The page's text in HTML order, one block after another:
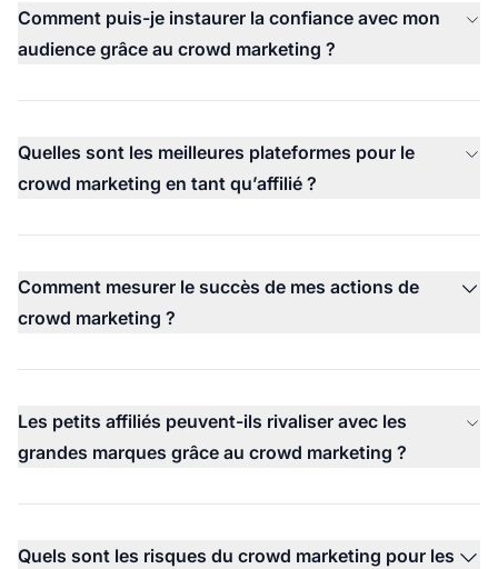
Comment puis-je instaurer la confiance avec mon
audience grâce au crowd marketing ?
Quelles sont les meilleures plateformes pour le
crowd marketing en tant qu’affilié ?
Comment mesurer le succès de mes actions de
crowd marketing ?
Les petits affiliés peuvent-ils rivaliser avec les
grandes marques grâce au crowd marketing ?
Quels sont les risques du crowd marketing pour les